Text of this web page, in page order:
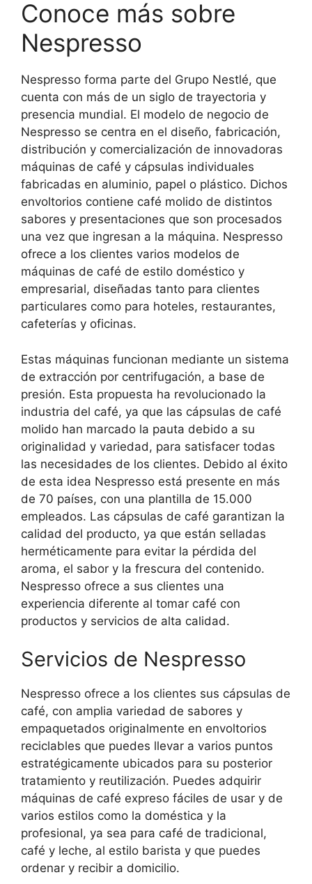
Conoce más sobre
Nespresso
Nespresso forma parte del Grupo Nestlé, que
cuenta con más de un siglo de trayectoria y
presencia mundial. El modelo de negocio de
Nespresso se centra en el diseño, fabricación,
distribución y comercialización de innovadoras
máquinas de café y cápsulas individuales
fabricadas en aluminio, papel o plástico. Dichos
envoltorios contiene café molido de distintos
sabores y presentaciones que son procesados
una vez que ingresan a la máquina. Nespresso
ofrece a los clientes varios modelos de
máquinas de café de estilo doméstico y
empresarial, diseñadas tanto para clientes
particulares como para hoteles, restaurantes,
cafeterías y oficinas.
Estas máquinas funcionan mediante un sistema
de extracción por centrifugación, a base de
presión. Esta propuesta ha revolucionado la
industria del café, ya que las cápsulas de café
molido han marcado la pauta debido a su
originalidad y variedad, para satisfacer todas
las necesidades de los clientes. Debido al éxito
de esta idea Nespresso está presente en más
de 70 países, con una plantilla de 15.000
empleados. Las cápsulas de café garantizan la
calidad del producto, ya que están selladas
herméticamente para evitar la pérdida del
aroma, el sabor y la frescura del contenido.
Nespresso ofrece a sus clientes una
experiencia diferente al tomar café con
productos y servicios de alta calidad.
Servicios de Nespresso
Nespresso ofrece a los clientes sus cápsulas de
café, con amplia variedad de sabores y
empaquetados originalmente en envoltorios
reciclables que puedes llevar a varios puntos
estratégicamente ubicados para su posterior
tratamiento y reutilización. Puedes adquirir
máquinas de café expreso fáciles de usar y de
varios estilos como la doméstica y la
profesional, ya sea para café de tradicional,
café y leche, al estilo barista y que puedes
ordenar y recibir a domicilio.